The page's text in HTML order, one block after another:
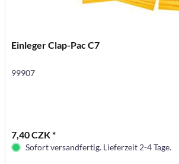
Einleger Clap-Pac C7
99907
7,40 CZK *
Sofort versandfertig. Lieferzeit 2-4 Tage.